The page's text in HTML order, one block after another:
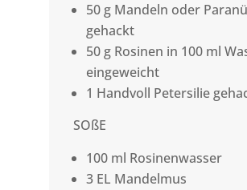
50 g Mandeln oder
gehackt
50 g Rosinen in 100 ml
eingeweicht
1 Handvoll Petersilie
SOßE
100 ml Rosinenwasser
3 EL Mandelmus